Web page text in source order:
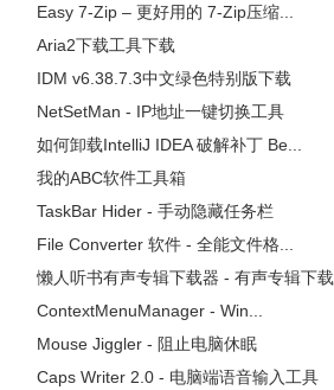
Easy 7-Zip – 更好用的 7-Zip压缩...
Aria2下载工具下载
IDM v6.38.7.3中文绿色特别版下载
NetSetMan - IP地址一键切换工具
如何卸载IntelliJ IDEA 破解补丁 Be...
我的ABC软件工具箱
TaskBar Hider - 手动隐藏任务栏
File Converter 软件 - 全能文件格...
懒人听书有声专辑下载器 - 有声专辑下载
ContextMenuManager - Win...
Mouse Jiggler - 阻止电脑休眠
Caps Writer 2.0 - 电脑端语音输入工具